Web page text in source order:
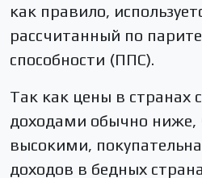
как правило,
рассчитанный по
способности (ППС).
Так как цены в странах
доходами обычно ниже,
высокими,
доходов в бедных